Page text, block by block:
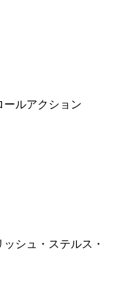
ールアクション
シュ・ステルス・